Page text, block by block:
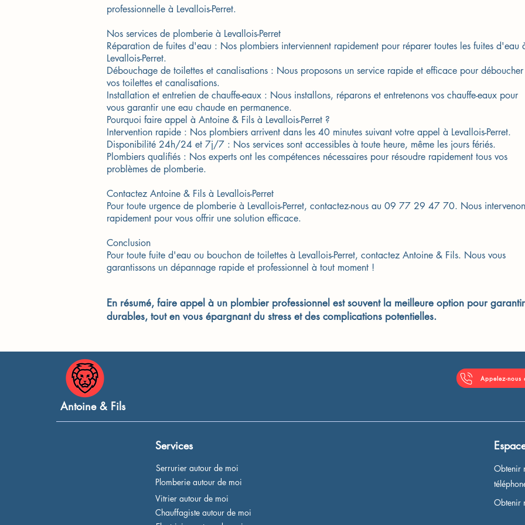
professionnelle à Levallois-Perret.
Nos services de plomberie à Levallois-Perret
Réparation de fuites d'eau : Nos plombiers interviennent rapidement pour réparer toutes les fuites d'eau
Levallois-Perret.
Débouchage de toilettes et canalisations : Nous proposons un service rapide et efficace pour déboucher
vos toilettes et canalisations.
Installation et entretien de chauffe-eaux : Nous installons, réparons et entretenons vos chauffe-eaux pour
vous garantir une eau chaude en permanence.
Pourquoi faire appel à Antoine & Fils à Levallois-Perret ?
Intervention rapide : Nos plombiers arrivent dans les 40 minutes suivant votre appel à Levallois-Perret.
Disponibilité 24h/24 et 7j/7 : Nos services sont accessibles à toute heure, même les jours fériés.
Plombiers qualifiés : Nos experts ont les compétences nécessaires pour résoudre rapidement tous vos
problèmes de plomberie.
Contactez Antoine & Fils à Levallois-Perret
Pour toute urgence de plomberie à Levallois-Perret, contactez-nous au 09 77 29 47 70. Nous
rapidement pour vous offrir une solution efficace.
Conclusion
Pour toute fuite d'eau ou bouchon de toilettes à Levallois-Perret, contactez Antoine & Fils. Nous vous
garantissons un dépannage rapide et professionnel à tout moment !
En résumé, faire appel à un plombier professionnel est souvent la meilleure option pour
durables, tout en vous épargnant du stress et des complications potentielles.
Appelez-
Antoine & Fils
Services
Serrurier autour de moi
Plomberie autour de moi
Vitrier autour de moi
Chauffagiste autour de moi
Obtenir
Obtenir